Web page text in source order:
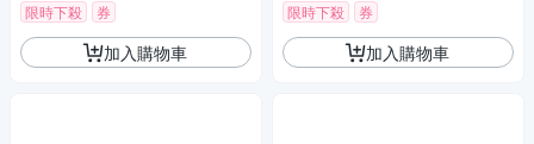
限時下殺 券
加入購物車
限時下殺 券
加入購物車